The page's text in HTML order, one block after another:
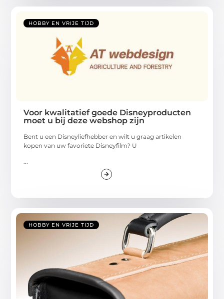
HOBBY EN VRIJE TIJD
Voor kwalitatief goede Disneyproducten
moet u bij deze webshop zijn
Bent u een Disneyliefhebber en wilt u graag artikelen
kopen van uw favoriete Disneyfilm? U
...
HOBBY EN VRIJE TIJD